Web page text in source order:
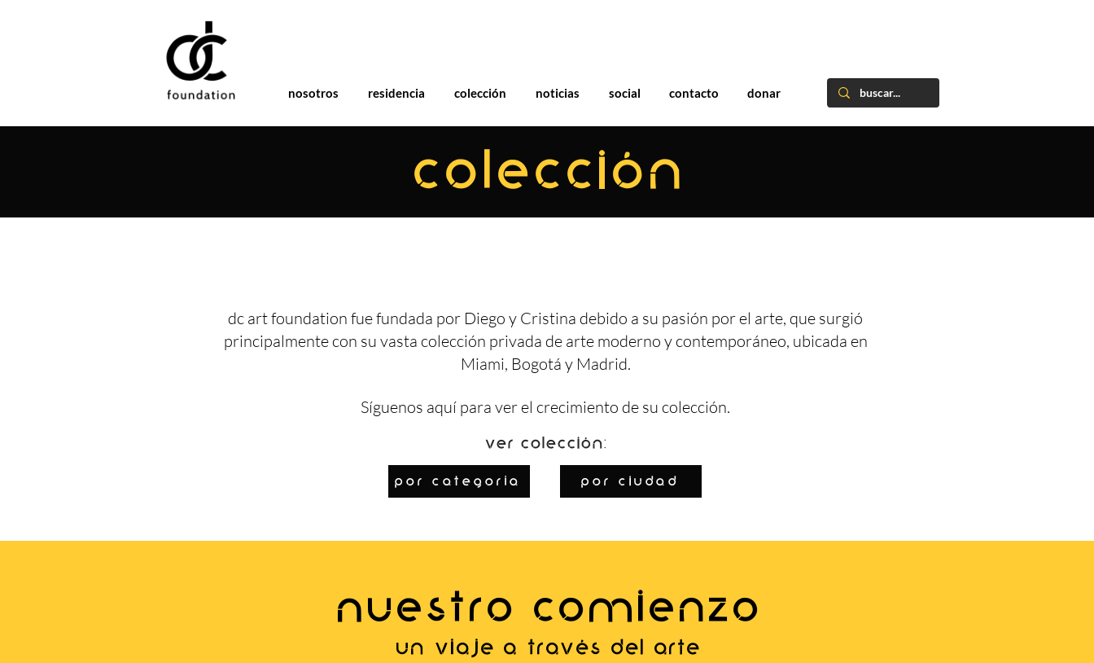
nosotros residencia colección noticias social contacto donar
COLECCIÓN
dc art foundation fue fundada por Diego y Cristina debido a su pasión por el arte, que surgió
principalmente con su vasta colección privada de arte moderno y contemporáneo, ubicada en
Miami, Bogotá y Madrid.
Síguenos aquí para ver el crecimiento de su colección.
Ver colección:
por categoría por ciudad
NUESTRO COMIENZO
Un viaje a través del arte